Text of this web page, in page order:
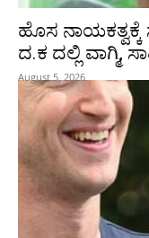
ಹೊಸ
ದ.ಕ ದಲ್ಲಿ ವಾಗ್ಮಿ,
August 5, 2026